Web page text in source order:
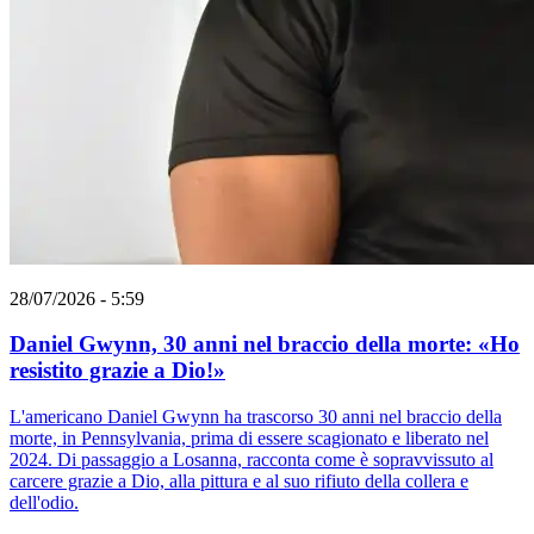
28/07/2026 - 5:59
Daniel Gwynn, 30 anni nel braccio della morte: «Ho
resistito grazie a Dio!»
L'americano Daniel Gwynn ha trascorso 30 anni nel braccio della
morte, in Pennsylvania, prima di essere scagionato e liberato nel
2024. Di passaggio a Losanna, racconta come è sopravvissuto al
carcere grazie a Dio, alla pittura e al suo rifiuto della collera e
dell'odio.